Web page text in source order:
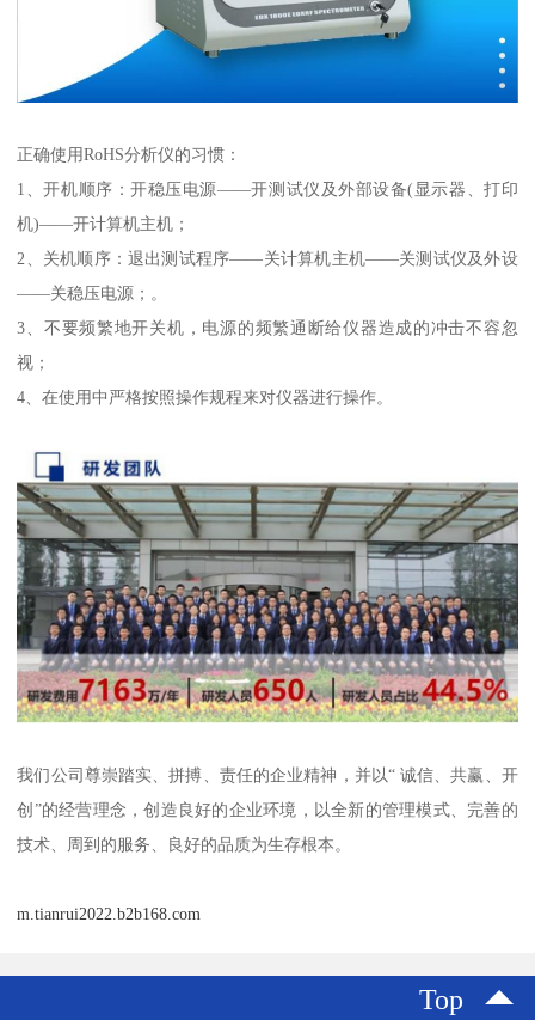
正确使用RoHS分析仪的习惯：
1、开机顺序：开稳压电源——开测试仪及外部设备(显示器、打印
机)——开计算机主机；
2、关机顺序：退出测试程序——关计算机主机——关测试仪及外设
——关稳压电源；。
3、不要频繁地开关机，电源的频繁通断给仪器造成的冲击不容忽
视；
4、在使用中严格按照操作规程来对仪器进行操作。
我们公司尊崇踏实、拼搏、责任的企业精神，并以“ 诚信、共赢、开
创”的经营理念，创造良好的企业环境，以全新的管理模式、完善的
技术、周到的服务、良好的品质为生存根本。
m.tianrui2022.b2b168.com
Top